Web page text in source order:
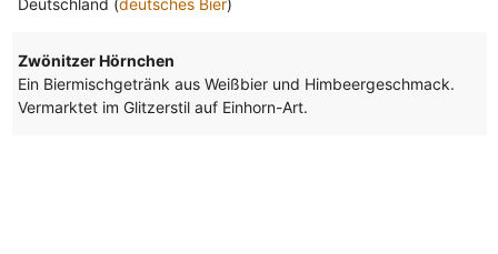
Zwönitzer Hörnchen
Ein Biermischgetränk aus Weißbier und Himbeergeschmack.
Vermarktet im Glitzerstil auf Einhorn-Art.